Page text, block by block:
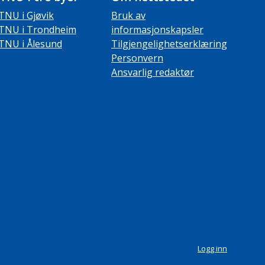
i Gjøvik
i Trondheim
i Ålesund
Bruk av
informasjonskapsler
Tilgjengelighetserklæring
Personvern
Ansvarlig redaktør
Logg inn